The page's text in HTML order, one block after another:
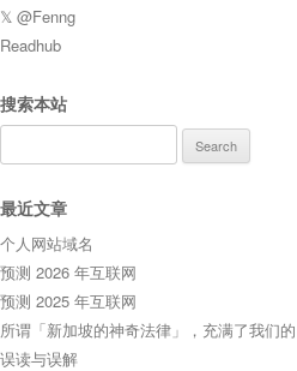
𝕏 @Fenng
Readhub
搜索本站
for:
最近文章
个人网站域名
预测 2026 年互联网
预测 2025 年互联网
所谓「新加坡的神奇法律」，充满了我们的
误读与误解